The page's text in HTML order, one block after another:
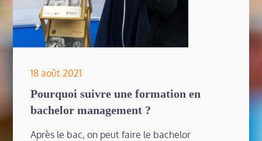
Posted
on
18 août 2021
Pourquoi suivre une formation en
bachelor management ?
Après le bac, on peut faire le bachelor